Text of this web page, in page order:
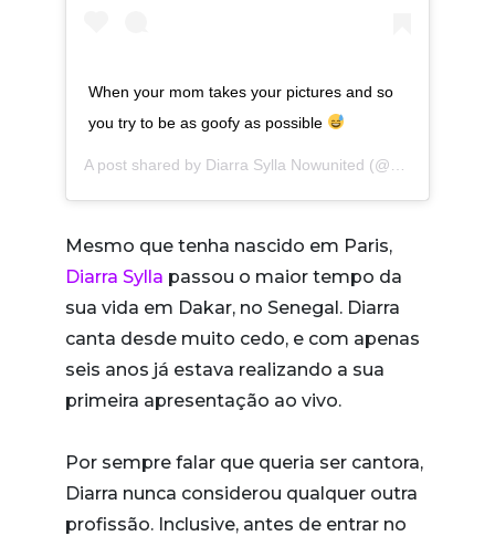
When your mom takes your pictures and so
you try to be as goofy as possible
A post shared by Diarra Sylla Nowunited (@diarrasyllalofficiel) on
Mesmo que tenha nascido em Paris,
Diarra Sylla passou o maior tempo da
sua vida em Dakar, no Senegal. Diarra
canta desde muito cedo, e com apenas
seis anos já estava realizando a sua
primeira apresentação ao vivo.
Por sempre falar que queria ser cantora,
Diarra nunca considerou qualquer outra
profissão. Inclusive, antes de entrar no